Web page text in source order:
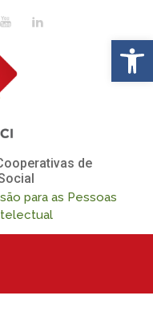
de
para as Pessoas